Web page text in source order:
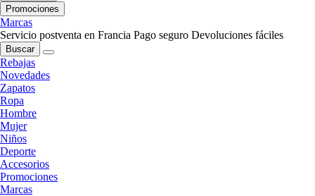
Promociones
Marcas
Servicio postventa en Francia Pago seguro Devoluciones fáciles
Buscar
Rebajas
Novedades
Zapatos
Ropa
Hombre
Mujer
Niños
Deporte
Accesorios
Promociones
Marcas